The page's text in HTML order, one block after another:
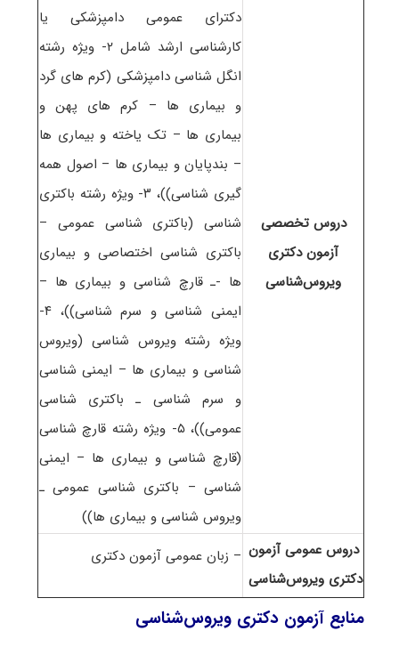
دروس تخصصی
آزمون دکتری
ویروس‌شناسی
دکترای عمومی دامپزشکی یا
کارشناسی ارشد شامل ۲- ویژه رشته
انگل شناسی دامپزشکی (کرم های گرد
و بیماری ها – کرم های پهن و
بیماری ها – تک یاخته و بیماری ها
– بندپایان و بیماری ها – اصول همه
گیری شناسی))، ۳- ویژه رشته باکتری
شناسی (باکتری شناسی عمومی –
باکتری شناسی اختصاصی و بیماری
ها -ـ قارچ شناسی و بیماری ها –
ایمنی شناسی و سرم شناسی))، ۴-
ویژه رشته ویروس شناسی (ویروس
شناسی و بیماری ها – ایمنی شناسی
و سرم شناسی ـ باکتری شناسی
عمومی))، ۵- ویژه رشته قارچ شناسی
(قارچ شناسی و بیماری ها – ایمنی
شناسی – باکتری شناسی عمومی ـ
ویروس شناسی و بیماری ها))
دروس عمومی آزمون
دکتری ویروس‌شناسی
– زبان عمومی آزمون دکتری
منابع آزمون دکتری ویروس‌شناسی